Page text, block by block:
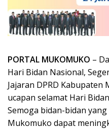
PORTAL MUKOMUKO –
Hari Bidan Nasional,
Jajaran DPRD
ucapan selamat Hari
Semoga bidan-bidan
Mukomuko dapat